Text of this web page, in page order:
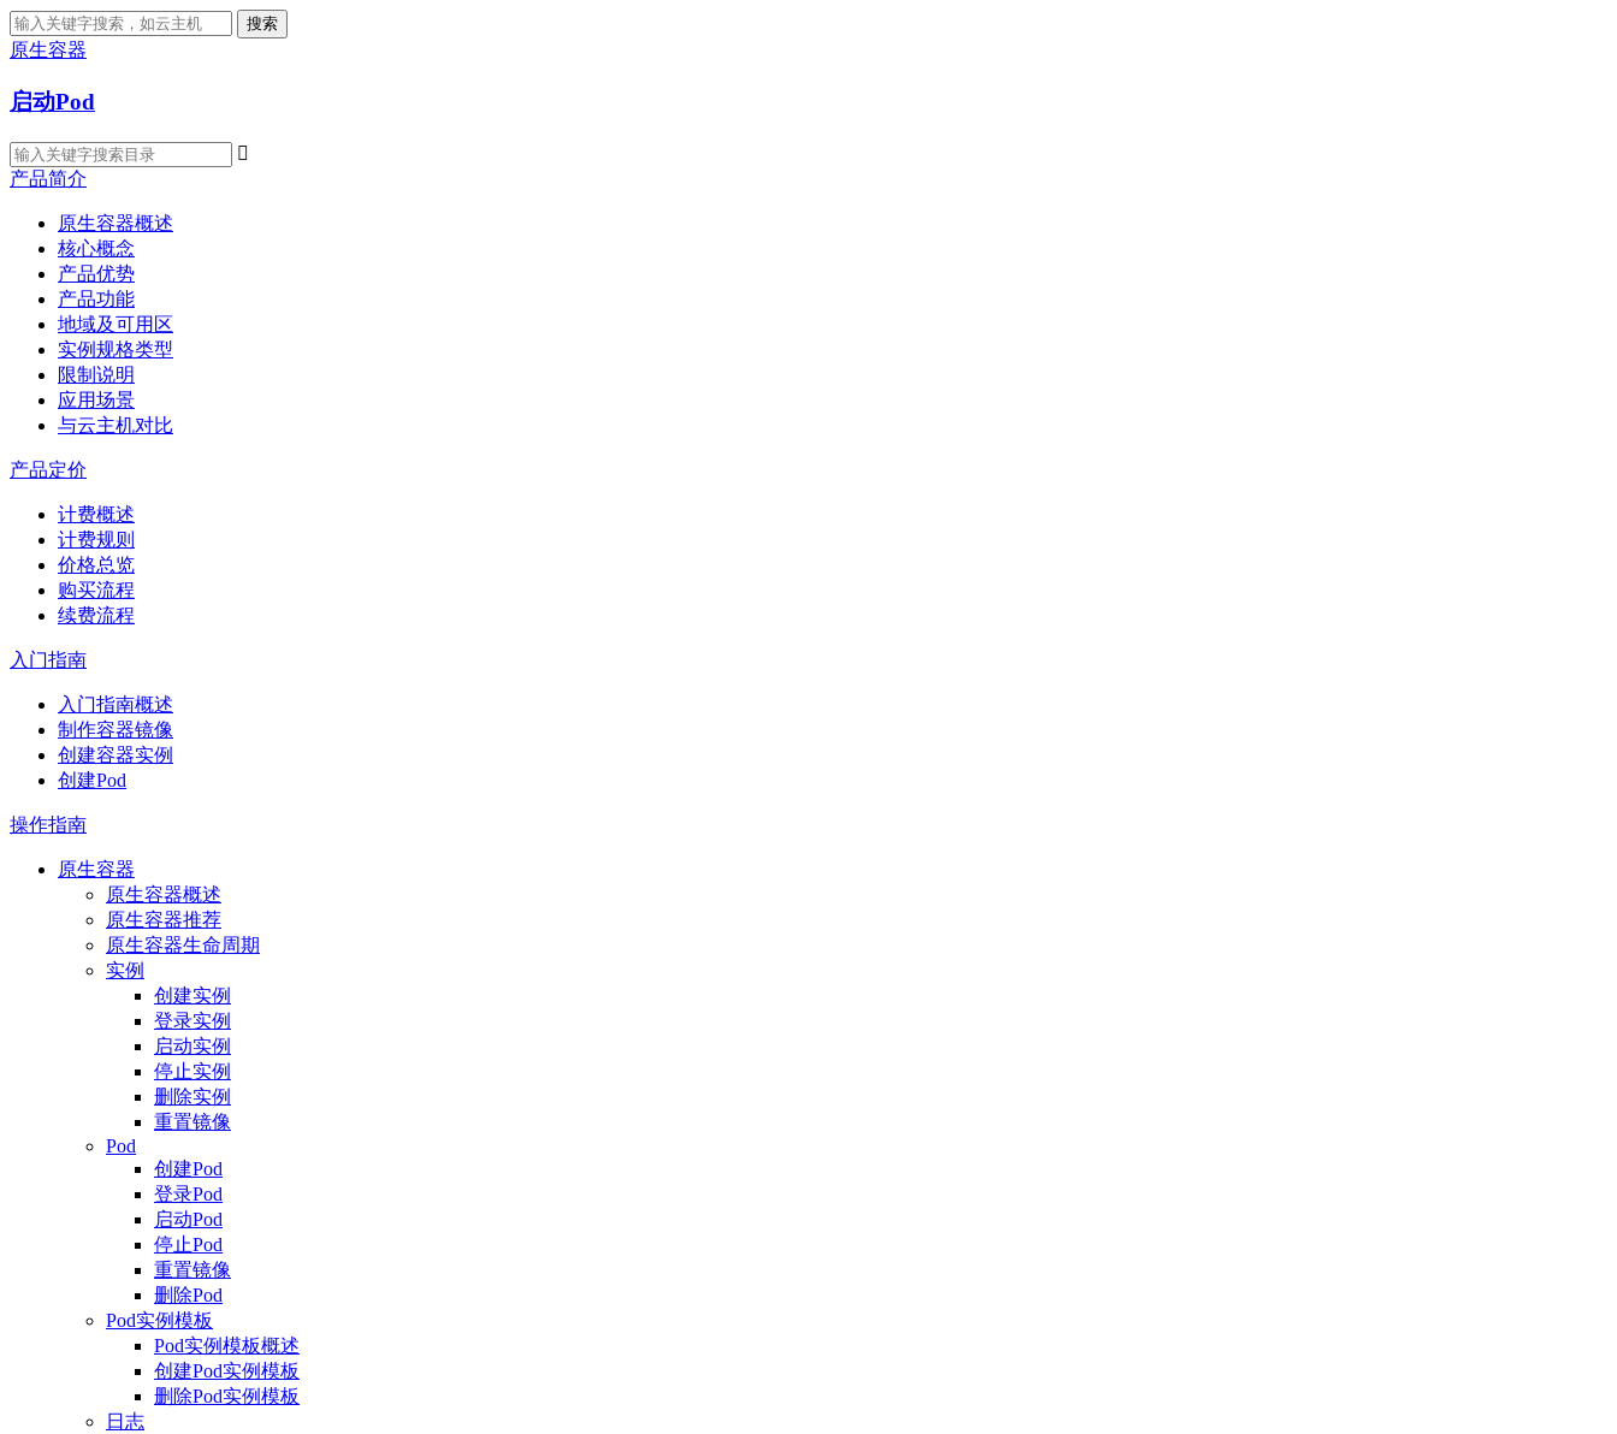
搜索
原生容器
启动Pod

产品简介
原生容器概述
核心概念
产品优势
产品功能
地域及可用区
实例规格类型
限制说明
应用场景
与云主机对比
产品定价
计费概述
计费规则
价格总览
购买流程
续费流程
入门指南
入门指南概述
制作容器镜像
创建容器实例
创建Pod
操作指南
原生容器
原生容器概述
原生容器推荐
原生容器生命周期
实例
创建实例
登录实例
启动实例
停止实例
删除实例
重置镜像
Pod
创建Pod
登录Pod
启动Pod
停止Pod
重置镜像
删除Pod
Pod实例模板
Pod实例模板概述
创建Pod实例模板
删除Pod实例模板
日志